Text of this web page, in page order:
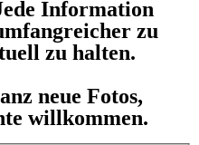
Information
zu
zu halten.
neue Fotos,
willkommen.